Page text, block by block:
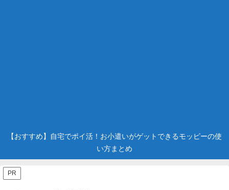
【おすすめ】自宅でポイ活！お小遣いがゲットできるモッピーの使
い方まとめ
PR